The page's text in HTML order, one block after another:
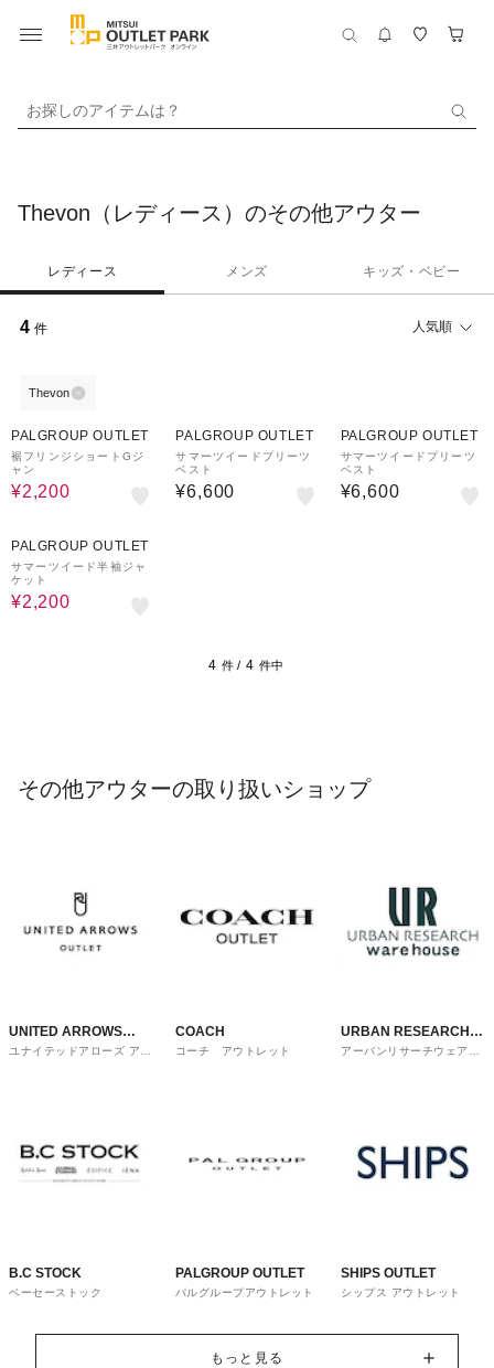
お探しのアイテムは？
Thevon（レディース）のその他アウター
レディース メンズ キッズ・ベビー
4 件 人気順
Thevon
PALGROUP OUTLET
裾フリンジショートGジ
ャン
¥2,200
PALGROUP OUTLET
サマーツイードプリーツ
ベスト
¥6,600
PALGROUP OUTLET
サマーツイードプリーツ
ベスト
¥6,600
PALGROUP OUTLET
サマーツイード半袖ジャ
ケット
¥2,200
4 件 / 4 件中
その他アウターの取り扱いショップ
UNITED ARROWS
OUTLET
ユナイテッドアローズ アウ
COACH
コーチ アウトレット
URBAN RESEARCH
ware house
アーバンリサーチウェアハ
B.C STOCK
ベーセーストック
PALGROUP OUTLET
パルグループアウトレット
SHIPS OUTLET
シップス アウトレット
もっと見る